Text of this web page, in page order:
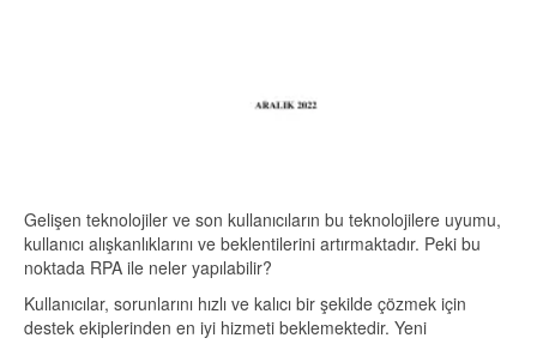
Gelişen teknolojiler ve son kullanıcıların bu teknolojilere uyumu,
kullanıcı alışkanlıklarını ve beklentilerini artırmaktadır. Peki bu
noktada RPA ile neler yapılabilir?
Kullanıcılar, sorunlarını hızlı ve kalıcı bir şekilde çözmek için
destek ekiplerinden en iyi hizmeti beklemektedir. Yeni